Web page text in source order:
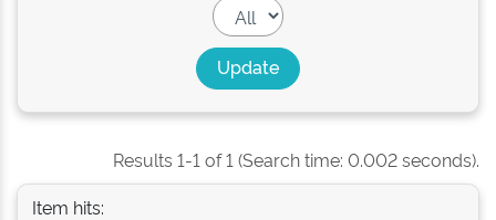
Results 1-1 of 1 (Search time: 0.002 seconds).
Item hits: